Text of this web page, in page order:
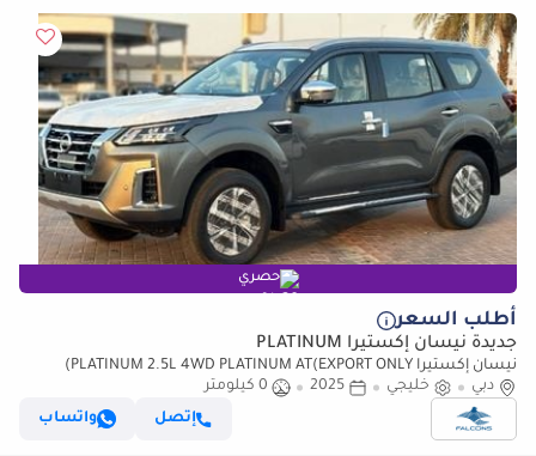
حصري
أطلب السعر
جديدة نيسان إكستيرا PLATINUM
نيسان إكستيرا PLATINUM 2.5L 4WD PLATINUM AT(EXPORT ONLY)
(للتصدير فقط)
دبي خليجي 2025
0 كيلومتر
إتصل
واتساب